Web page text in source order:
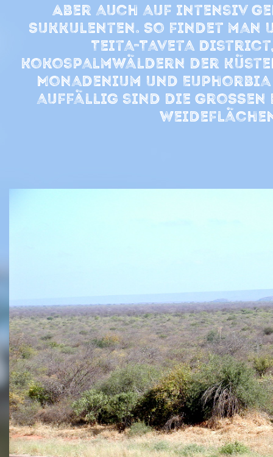
Aber auch auf intensiv
Sukkulenten. So findet man
Teita-Taveta
Kokospalmwäldern der
Monadenium und
auffällig sind die groSSen